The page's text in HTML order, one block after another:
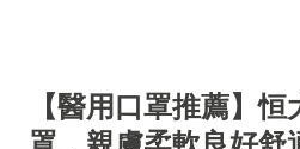
【醫用口罩推薦】